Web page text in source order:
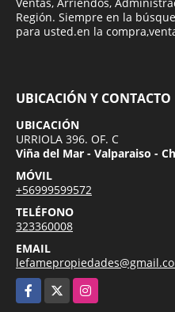
Región. Siempre en la
para usted.en la
UBICACIÓN Y CONTACTO
UBICACIÓN
URRIOLA 396. OF. C
Viña del Mar - Valparaiso -
MÓVIL
+56999599572
TELÉFONO
323360008
EMAIL
Facebook
Instagram